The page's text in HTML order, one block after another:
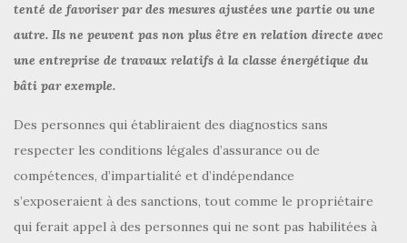
tenté de favoriser par des mesures ajustées une partie ou une
autre. Ils ne peuvent pas non plus être en relation directe avec
une entreprise de travaux relatifs à la classe énergétique du
bâti par exemple.
Des personnes qui établiraient des diagnostics sans
respecter les conditions légales d’assurance ou de
compétences, d’impartialité et d’indépendance
s’exposeraient à des sanctions, tout comme le propriétaire
qui ferait appel à des personnes qui ne sont pas habilitées à